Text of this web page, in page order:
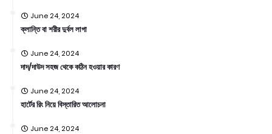
June 24, 2024
ক্লান্তি বা শরীর দুর্বল লাগা
June 24, 2024
দাদ/দাউদ সহজ থেকে কঠিন হওয়ার কারণ
June 24, 2024
হার্টের রিং নিয়ে বিস্তারিত আলোচনা
June 24, 2024